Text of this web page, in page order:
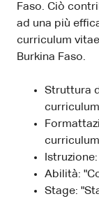
Faso. Ciò
ad una più
curriculum
Burkina Faso.
Struttura
Abilità:
Stage: